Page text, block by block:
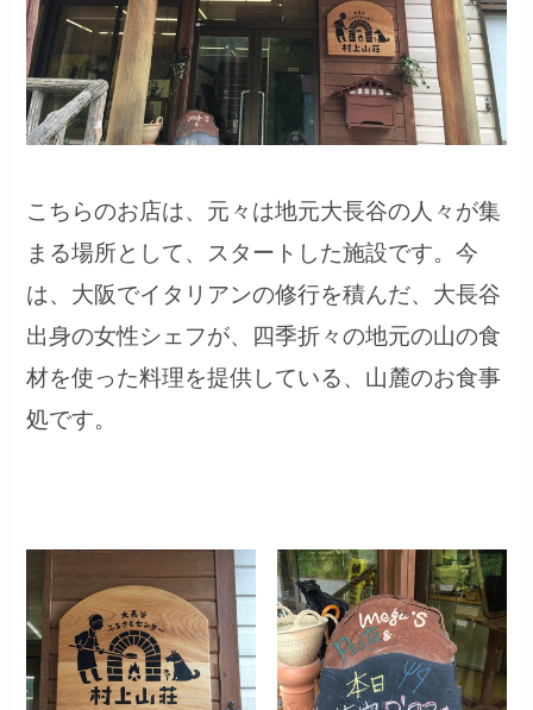
こちらのお店は、元々は地元大長谷の人々が集
まる場所として、スタートした施設です。今
は、大阪でイタリアンの修行を積んだ、大長谷
出身の女性シェフが、四季折々の地元の山の食
材を使った料理を提供している、山麓のお食事
処です。